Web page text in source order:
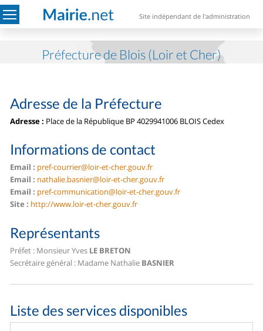
Site indépendant de l'administration
Préfecture de Blois (Loir et Cher)
Adresse de la Préfecture
Adresse : Place de la République BP 4029941006 BLOIS Cedex
Informations de contact
Email : pref-courrier@loir-et-cher.gouv.fr
Email : nathalie.basnier@loir-et-cher.gouv.fr
Email : pref-communication@loir-et-cher.gouv.fr
Site : http://www.loir-et-cher.gouv.fr
Représentants
Préfet : Monsieur Yves LE BRETON
Secrétaire général : Madame Nathalie BASNIER
Liste des services disponibles